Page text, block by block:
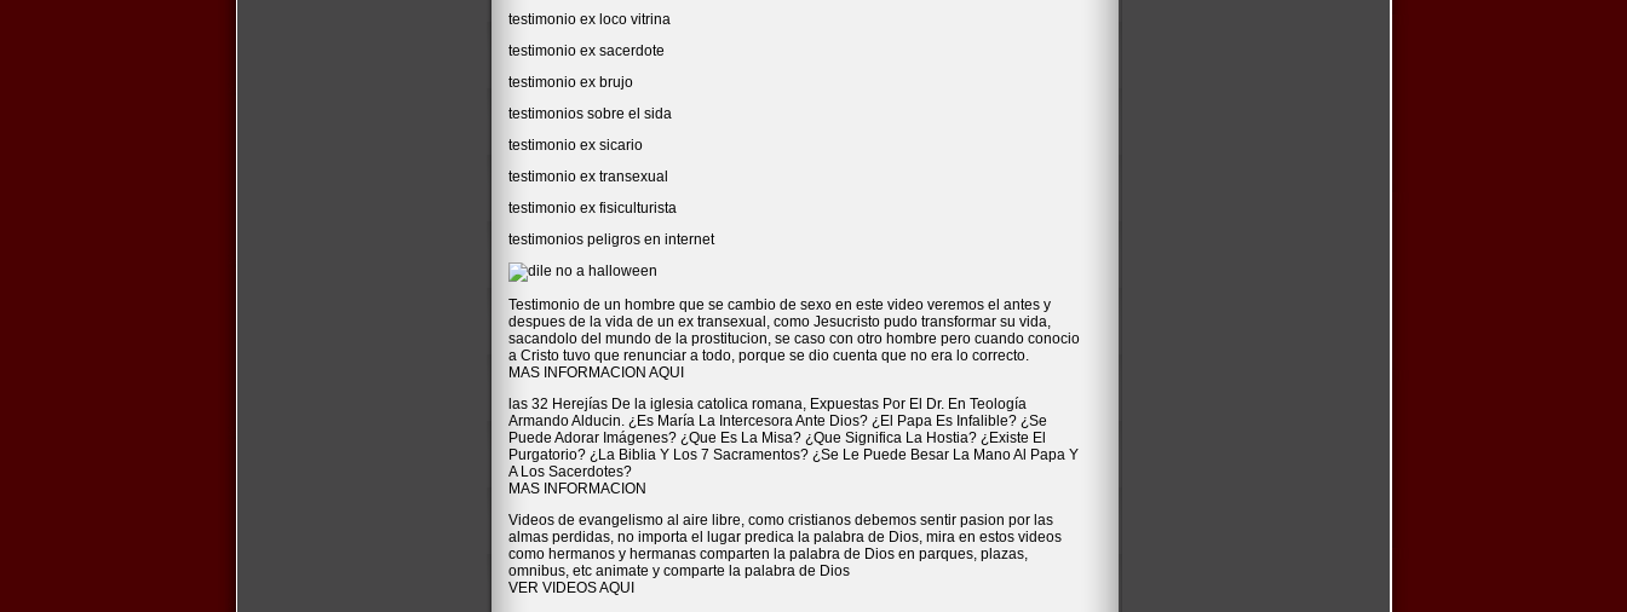
testimonio ex loco vitrina
testimonio ex sacerdote
testimonio ex brujo
testimonios sobre el sida
testimonio ex sicario
testimonio ex transexual
testimonio ex fisiculturista
testimonios peligros en internet
Testimonio de un hombre que se cambio de sexo en este video veremos el antes y
despues de la vida de un ex transexual, como Jesucristo pudo transformar su vida,
sacandolo del mundo de la prostitucion, se caso con otro hombre pero cuando conocio
a Cristo tuvo que renunciar a todo, porque se dio cuenta que no era lo correcto.
MAS INFORMACION AQUI
las 32 Herejías De la iglesia catolica romana, Expuestas Por El Dr. En Teología
Armando Alducin. ¿Es María La Intercesora Ante Dios? ¿El Papa Es Infalible? ¿Se
Puede Adorar Imágenes? ¿Que Es La Misa? ¿Que Significa La Hostia? ¿Existe El
Purgatorio? ¿La Biblia Y Los 7 Sacramentos? ¿Se Le Puede Besar La Mano Al Papa Y
A Los Sacerdotes?
MAS INFORMACION
Videos de evangelismo al aire libre, como cristianos debemos sentir pasion por las
almas perdidas, no importa el lugar predica la palabra de Dios, mira en estos videos
como hermanos y hermanas comparten la palabra de Dios en parques, plazas,
omnibus, etc animate y comparte la palabra de Dios
VER VIDEOS AQUI